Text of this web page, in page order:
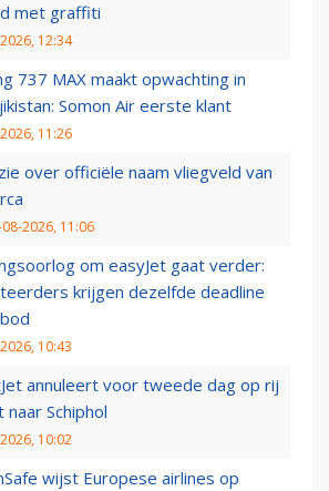
met graffiti
12:34
737 MAX maakt opwachting in
Somon Air eerste klant
11:26
over officiële naam vliegveld van
2026, 11:06
om easyJet gaat verder:
krijgen dezelfde deadline
10:43
annuleert voor tweede dag op rij
naar Schiphol
10:02
wijst Europese airlines op